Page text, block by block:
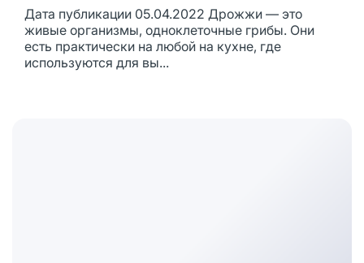
Дата публикации 05.04.2022 Дрожжи — это
живые организмы, одноклеточные грибы. Они
есть практически на любой на кухне, где
используются для вы...